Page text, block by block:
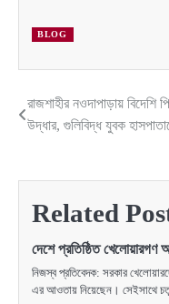
BLOG
Post
navigation
রাজশাহীর নওদাপাড়ায় বিদেশি
উদ্ধার, গুলিবিদ্ধ যুবক
Related
দেশে প্রতিষ্ঠিত খেলোয়ারগণ
নিজস্ব প্রতিবেদক: সরকার
এর আওতায় নিয়েছেন। সেইসাথে